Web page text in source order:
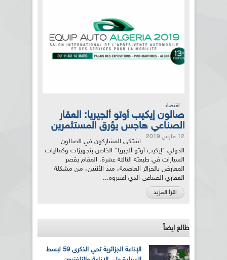
اقتصاد
صالون إيكيب أوتو ألجيريا: العقار
الصناعي هاجس يؤرق المستثمرين
12 مارس 2019
اشتكى المشاركون في الصالون
الدولي "إيكيب أوتو ألجيريا" الخاص بتجهيزات وكماليات
السيارات في طبعته الثالثة عشرة، المقام بقصر
المعارض بالجزائر العاصمة، منذ الأثنين، من مشكلة
العقاري الصناعي الذي اعتبروه...
اقرأ المزيد
طالع ايضاً
الإذاعة الجزائرية تحي الذكرى 59 لبسط